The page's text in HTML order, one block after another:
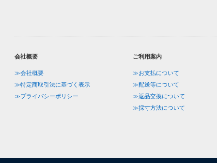
会社概要
≫会社概要
≫特定商取引法に基づく表示
≫プライバシーポリシー
ご利用案内
≫お支払について
≫配送等について
≫返品交換について
≫採寸方法について